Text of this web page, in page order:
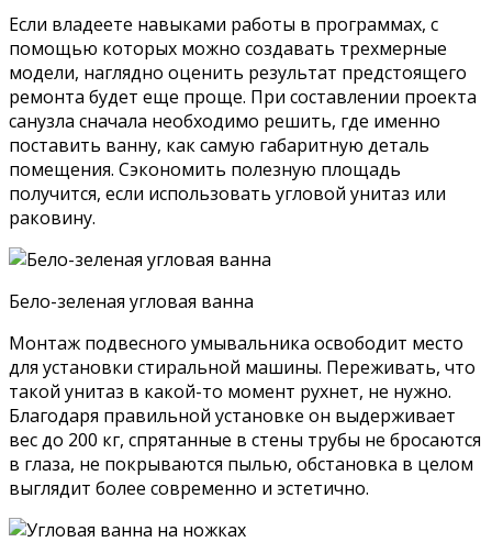
Если владеете навыками работы в программах, с
помощью которых можно создавать трехмерные
модели, наглядно оценить результат предстоящего
ремонта будет еще проще. При составлении проекта
санузла сначала необходимо решить, где именно
поставить ванну, как самую габаритную деталь
помещения. Сэкономить полезную площадь
получится, если использовать угловой унитаз или
раковину.
Бело-зеленая угловая ванна
Монтаж подвесного умывальника освободит место
для установки стиральной машины. Переживать, что
такой унитаз в какой-то момент рухнет, не нужно.
Благодаря правильной установке он выдерживает
вес до 200 кг, спрятанные в стены трубы не бросаются
в глаза, не покрываются пылью, обстановка в целом
выглядит более современно и эстетично.